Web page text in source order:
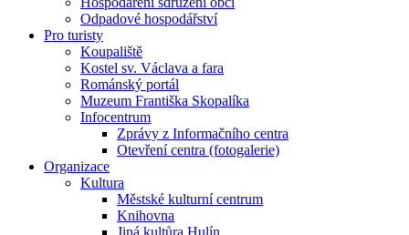
Odpadové hospodářství
Pro turisty
Koupaliště
Kostel sv. Václava a fara
Románský portál
Muzeum Františka Skopalíka
Infocentrum
Zprávy z Informačního centra
Otevření centra (fotogalerie)
Organizace
Kultura
Městské kulturní centrum
Knihovna
Jiná kultůra Hulín